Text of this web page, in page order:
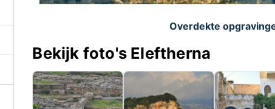
Overdekte
Bekijk foto's Eleftherna